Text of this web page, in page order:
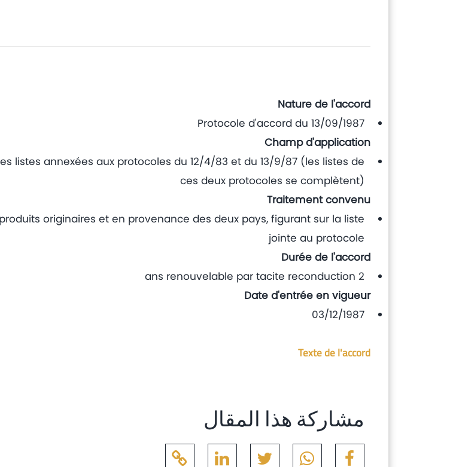
Nature de l'accord
Protocole d'accord du 13/09/1987
Champ d'application
listes annexées aux protocoles du 12/4/83 et du 13/9/87 (les listes de
ces deux protocoles se complètent)
Traitement convenu
originaires et en provenance des deux pays, figurant sur la liste
jointe au protocole
Durée de l'accord
2 ans renouvelable par tacite reconduction
Date d'entrée en vigueur
03/12/1987
Texte de l'accord
مشاركة هذا المقال